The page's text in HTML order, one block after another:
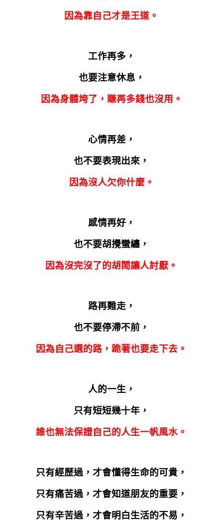
因為靠自己才是王道。
工作再多，
也要注意休息，
因為身體垮了，賺再多錢也沒用。
心情再差，
也不要表現出來，
因為沒人欠你什麼。
感情再好，
也不要胡攪蠻纏，
因為沒完沒了的胡鬧讓人討厭。
路再難走，
也不要停滯不前，
因為自己選的路，跪著也要走下去。
人的一生，
只有短短幾十年，
誰也無法保證自己的人生一帆風水。
只有經歷過，才會懂得生命的可貴，
只有痛苦過，才會知道朋友的重要，
只有辛苦過，才會明白生活的不易，